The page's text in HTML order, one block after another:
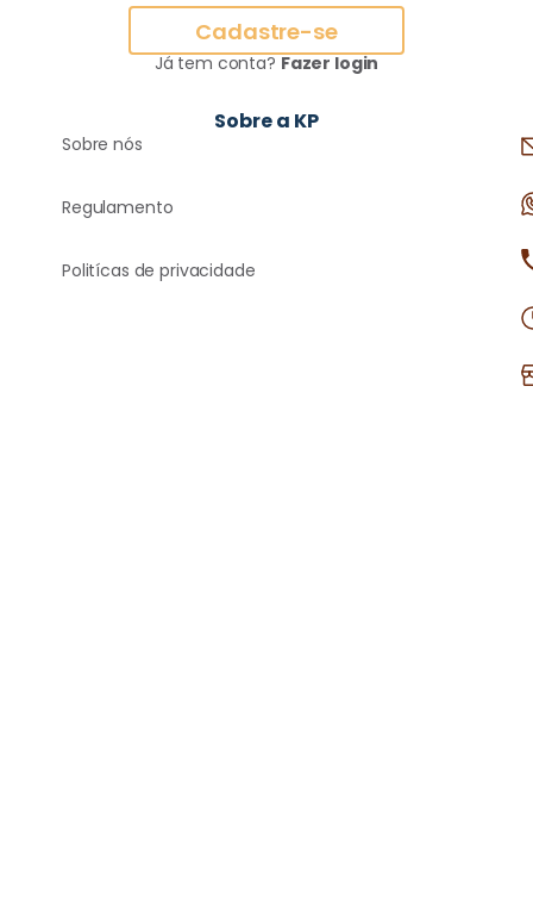
Cadastre-se
Já tem conta?Fazer login
Sobre a KP
Sobre nós
Regulamento
Politícas de privacidade